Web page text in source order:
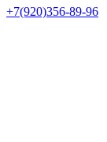
+7(920)356-89-96